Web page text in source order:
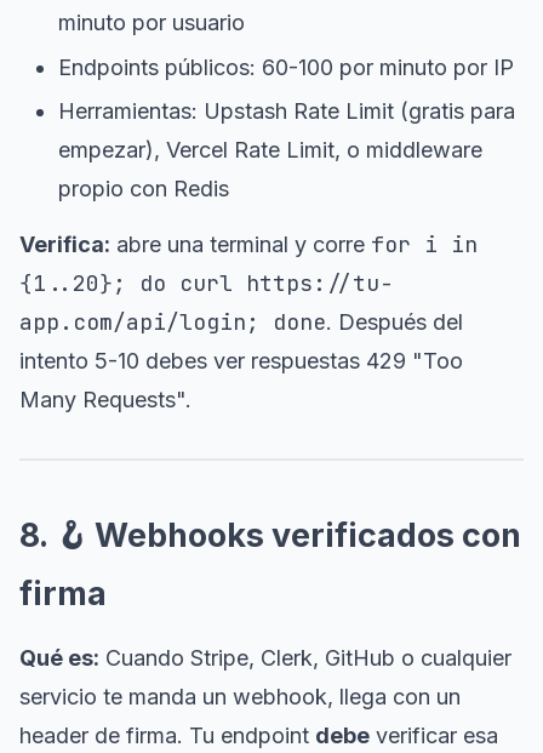
minuto por usuario
Endpoints públicos: 60-100 por minuto por IP
Herramientas: Upstash Rate Limit (gratis para
empezar), Vercel Rate Limit, o middleware
propio con Redis
Verifica: abre una terminal y corre for i in
{1..20}; do curl https://tu-
app.com/api/login; done. Después del
intento 5-10 debes ver respuestas 429 "Too
Many Requests".
8. 🪝 Webhooks verificados con
firma
Qué es: Cuando Stripe, Clerk, GitHub o cualquier
servicio te manda un webhook, llega con un
header de firma. Tu endpoint debe verificar esa